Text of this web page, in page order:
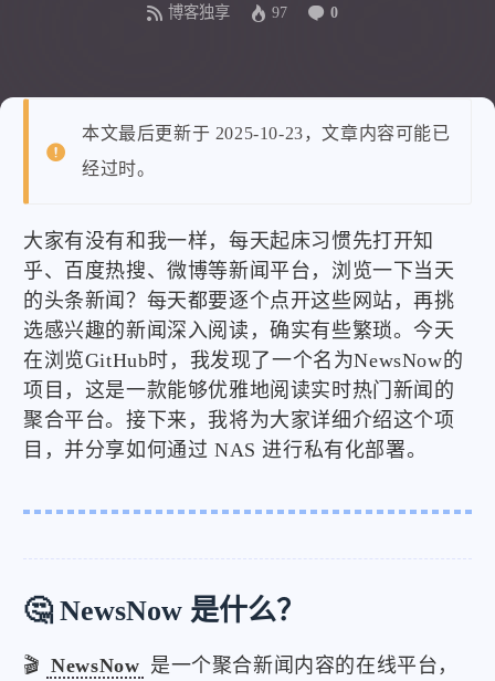
博客独享
97 0
本文最后更新于 2025-10-23，文章内容可能已
经过时。
大家有没有和我一样，每天起床习惯先打开知
乎、百度热搜、微博等新闻平台，浏览一下当天
的头条新闻？每天都要逐个点开这些网站，再挑
选感兴趣的新闻深入阅读，确实有些繁琐。今天
在浏览GitHub时，我发现了一个名为NewsNow的
项目，这是一款能够优雅地阅读实时热门新闻的
聚合平台。接下来，我将为大家详细介绍这个项
目，并分享如何通过 NAS 进行私有化部署。
🤔 NewsNow 是什么？
🎬 NewsNow 是一个聚合新闻内容的在线平台，